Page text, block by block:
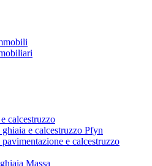
calcestruzzo
e calcestruzzo Pfyn
e calcestruzzo
Massa